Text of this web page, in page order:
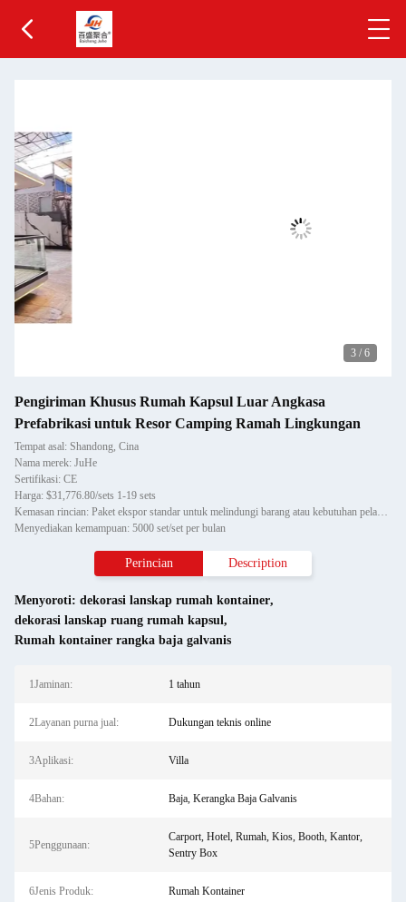
3 / 6
Pengiriman Khusus Rumah Kapsul Luar Angkasa
Prefabrikasi untuk Resor Camping Ramah Lingkungan
Tempat asal: Shandong, Cina
Nama merek: JuHe
Sertifikasi: CE
Harga: $31,776.80/sets 1-19 sets
Kemasan rincian: Paket ekspor standar untuk melindungi barang atau kebutuhan pelanggan
Menyediakan kemampuan: 5000 set/set per bulan
Perincian Description
Menyoroti: dekorasi lanskap rumah kontainer,
dekorasi lanskap ruang rumah kapsul,
Rumah kontainer rangka baja galvanis
1Jaminan: 1 tahun
2Layanan purna jual: Dukungan teknis online
3Aplikasi: Villa
4Bahan: Baja, Kerangka Baja Galvanis
5Penggunaan:
Carport, Hotel, Rumah, Kios, Booth, Kantor,
Sentry Box
6Jenis Produk: Rumah Kontainer